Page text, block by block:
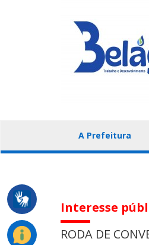
A Prefeitura
Interesse
RODA DE